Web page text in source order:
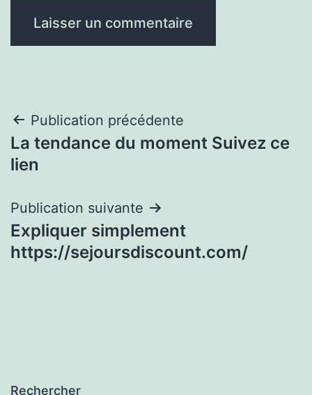
Navigation
de
Publication précédente
La tendance du moment Suivez ce
lien
Publication suivante
Expliquer simplement
https://sejoursdiscount.com/
Rechercher